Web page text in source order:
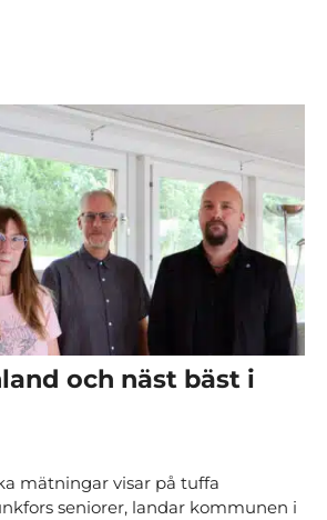
via Facebook
via mail
och näst bäst i
mätningar visar på tuffa
seniorer, landar kommunen i